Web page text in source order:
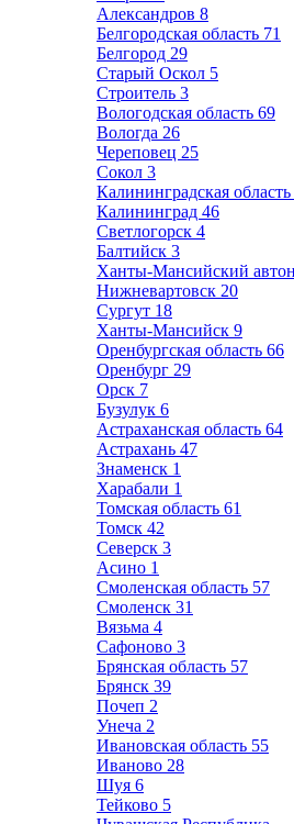
Александров 8
Белгородская область 71
Белгород 29
Старый Оскол 5
Строитель 3
Вологодская область 69
Вологда 26
Череповец 25
Сокол 3
Калининградская область
Калининград 46
Светлогорск 4
Балтийск 3
Ханты-Мансийский
Нижневартовск 20
Сургут 18
Ханты-Мансийск 9
Оренбургская область 66
Оренбург 29
Орск 7
Бузулук 6
Астраханская область 64
Астрахань 47
Знаменск 1
Харабали 1
Томская область 61
Томск 42
Северск 3
Асино 1
Смоленская область 57
Смоленск 31
Вязьма 4
Сафоново 3
Брянская область 57
Брянск 39
Почеп 2
Унеча 2
Ивановская область 55
Иваново 28
Шуя 6
Тейково 5